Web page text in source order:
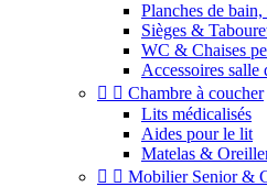
Planches de
Sièges &
WC & Chaises
Accessoires salle
  Chambre à coucher
Lits médicalisés
Aides pour le lit
Matelas &
  Mobilier Senior &